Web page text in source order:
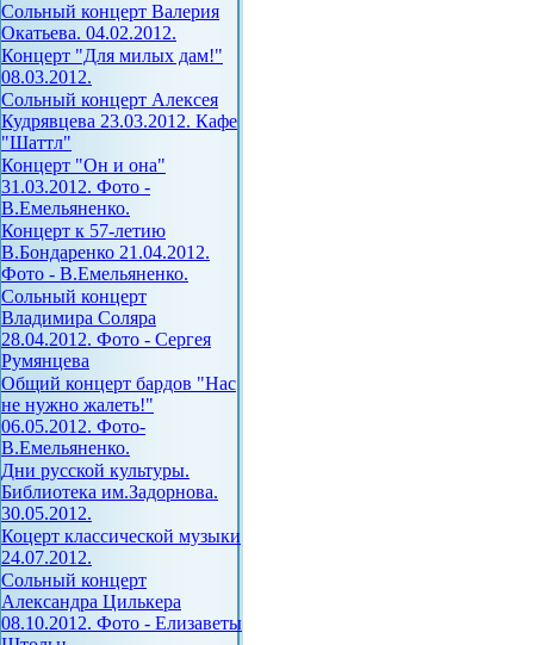
Сольный концерт Валерия
Окатьева. 04.02.2012.
Концерт "Для милых дам!"
08.03.2012.
Сольный концерт Алексея
Кудрявцева 23.03.2012. Кафе
"Шаттл"
Концерт "Он и она"
31.03.2012. Фото -
В.Емельяненко.
Концерт к 57-летию
В.Бондаренко 21.04.2012.
Фото - В.Емельяненко.
Сольный концерт
Владимира Соляра
28.04.2012. Фото - Сергея
Румянцева
Общий концерт бардов "Нас
не нужно жалеть!"
06.05.2012. Фото-
В.Емельяненко.
Дни русской культуры.
Библиотека им.Задорнова.
30.05.2012.
Коцерт классической музыки
24.07.2012.
Сольный концерт
Александра Цилькера
08.10.2012. Фото - Елизаветы